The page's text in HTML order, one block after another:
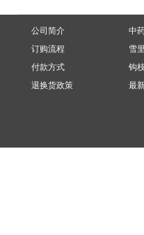
公司简介
订购流程
付款方式
退换货政策
中
雪
钩
最